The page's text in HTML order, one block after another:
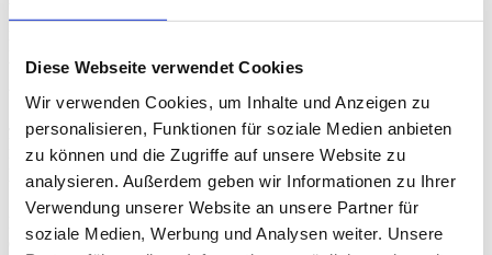
Diese Webseite verwendet Cookies
Wir verwenden Cookies, um Inhalte und Anzeigen zu
personalisieren, Funktionen für soziale Medien anbieten
zu können und die Zugriffe auf unsere Website zu
analysieren. Außerdem geben wir Informationen zu Ihrer
Verwendung unserer Website an unsere Partner für
soziale Medien, Werbung und Analysen weiter. Unsere
Paris haben sich unterdessen zerschlagen: Nach einer wilden
wiedererkennen. Noras Zukunftsträume wanken. Sie muss die süße
Jacques Audiard zementiert mit seinem neuen Film WO IN PARIS
DIE SONNE AUFGEHT seinen Ruf als Meister des amoralischen
Erzählens vom menschlichen Ringen um Liebe, Selbstbehauptung
und Freiheit. Selten wurde im Kino mit solch anarchischer
Schönheit gesucht, gerungen und geliebt. Mit seinem modernen
Liebesreigen in Zeiten von Dating Apps und Sex im Internet
erschafft Audiard einmal mehr unvergleichliche Filmkunst. Rohe